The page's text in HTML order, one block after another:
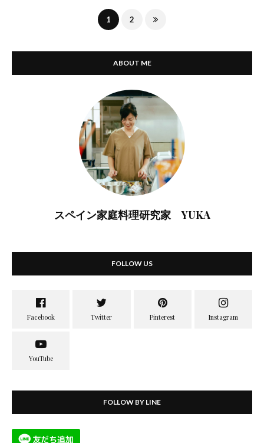
1 2
ABOUT ME
スペイン家庭料理研究家 YUKA
FOLLOW US
FOLLOW BY LINE